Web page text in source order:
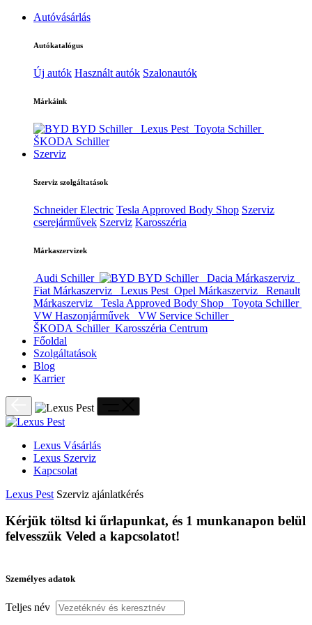
Autóvásárlás
Autókatalógus
Új autók Használt autók Szalonautók
Márkáink
BYD Schiller Lexus Pest Toyota Schiller
ŠKODA Schiller
Szerviz
Szerviz szolgáltatások
Schneider Electric Tesla Approved Body Shop Szerviz
cserejárművek Szerviz Karosszéria
Márkaszervizek
Audi Schiller BYD Schiller
Dacia Márkaszerviz
Fiat Márkaszerviz
Lexus Pest Opel Márkaszerviz
Renault
Márkaszerviz
Tesla Approved Body Shop
Toyota Schiller
VW Haszonjárművek
VW Service Schiller
ŠKODA Schiller Karosszéria Centrum
Főoldal
Szolgáltatások
Blog
Karrier
Lexus Vásárlás
Lexus Szerviz
Kapcsolat
Lexus Pest Szerviz ajánlatkérés
Kérjük töltsd ki űrlapunkat, és 1 munkanapon belül
felvesszük Veled a kapcsolatot!
Viste tus Apuestas con el Estilo de
PlayUZU Mexicano!
Személyes adatok
Teljes név